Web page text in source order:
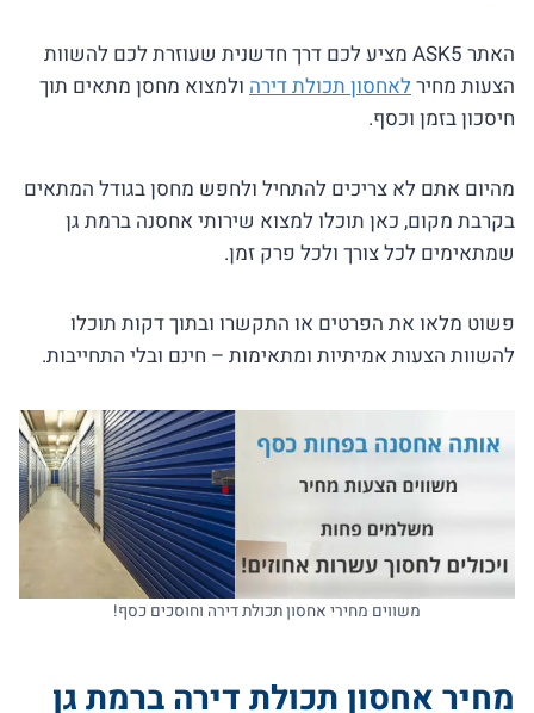
האתר ASK5 מציע לכם דרך חדשנית שעוזרת לכם להשוות
הצעות מחיר לאחסון תכולת דירה ולמצוא מחסן מתאים תוך
חיסכון בזמן וכסף.
מהיום אתם לא צריכים להתחיל ולחפש מחסן בגודל המתאים
בקרבת מקום, כאן תוכלו למצוא שירותי אחסנה ברמת גן
שמתאימים לכל צורך ולכל פרק זמן.
פשוט מלאו את הפרטים או התקשרו ובתוך דקות תוכלו
להשוות הצעות אמיתיות ומתאימות – חינם ובלי התחייבות.
משווים מחירי אחסון תכולת דירה וחוסכים כסף!
מחיר אחסון תכולת דירה ברמת גן